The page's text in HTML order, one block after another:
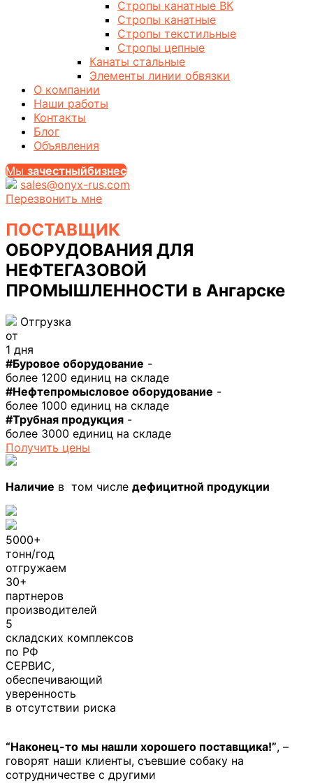
Стропы канатные ВК
Стропы канатные
Стропы текстильные
Стропы цепные
Канаты стальные
Элементы линии обвязки
О компании
Наши работы
Контакты
Блог
Объявления
Мы зачестныйбизнес
sales@onyx-rus.com
Перезвонить мне
ПОСТАВЩИК
ОБОРУДОВАНИЯ ДЛЯ
НЕФТЕГАЗОВОЙ
ПРОМЫШЛЕННОСТИ в Ангарске
Отгрузка
от
1 дня
#Буровое оборудование -
более 1200 единиц на складе
#Нефтепромысловое оборудование -
более 1000 единиц на складе
#Трубная продукция -
более 3000 единиц на складе
Получить цены
Наличие в том числе дефицитной продукции
5000+
тонн/год
отгружаем
30+
партнеров
производителей
5
складских комплексов
по РФ
СЕРВИС,
обеспечивающий
уверенность
в отсутствии риска
“Наконец-то мы нашли хорошего поставщика!”, –
говорят наши клиенты, съевшие собаку на
сотрудничестве с другими